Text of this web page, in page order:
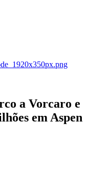
a Vorcaro e
em Aspen